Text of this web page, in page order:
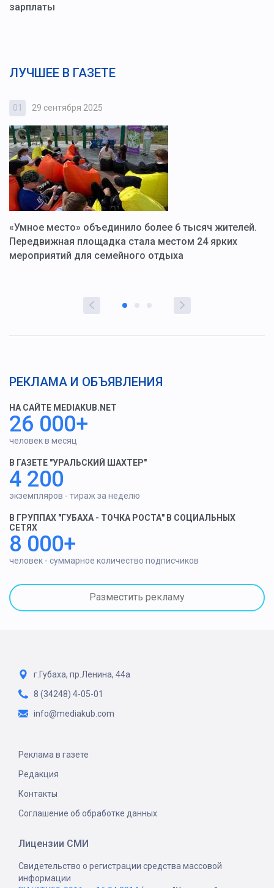
зарплаты
ЛУЧШЕЕ В ГАЗЕТЕ
01 29 сентября 2025
«Умное место» объединило более 6 тысяч жителей.
Передвижная площадка стала местом 24 ярких
мероприятий для семейного отдыха
РЕКЛАМА И ОБЪЯВЛЕНИЯ
НА САЙТЕ MEDIAKUB.NET
26 000+
человек в месяц
В ГАЗЕТЕ "УРАЛЬСКИЙ ШАХТЕР"
4 200
экземпляров - тираж за неделю
В ГРУППАХ "ГУБАХА - ТОЧКА РОСТА" В СОЦИАЛЬНЫХ
СЕТЯХ
8 000+
человек - суммарное количество подписчиков
Разместить рекламу
г.Губаха, пр.Ленина, 44а
8 (34248) 4-05-01
info@mediakub.com
Реклама в газете
Редакция
Контакты
Соглашение об обработке данных
Лицензии СМИ
Свидетельство о регистрации средства массовой
информации